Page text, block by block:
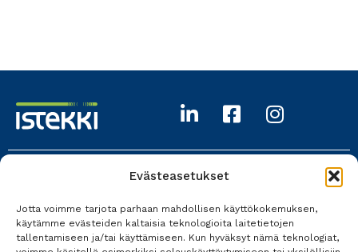
Evästeasetukset
Jotta voimme tarjota parhaan mahdollisen käyttökokemuksen,
käytämme evästeiden kaltaisia teknologioita laitetietojen
tallentamiseen ja/tai käyttämiseen. Kun hyväksyt nämä teknologiat,
017 618 0700